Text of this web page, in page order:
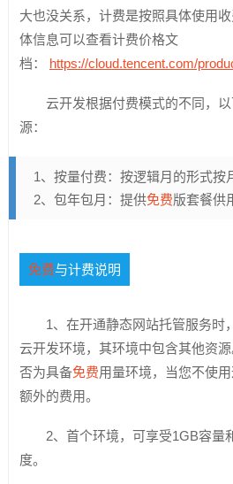
大也没关系，计费是按照具体使用
体信息可以查看计费价格文
档： https://cloud.tencent.com/
云开发根据付费模式的不同，
源：
1、按量付费：按逻辑月的形式按
2、包年包月：提供免费版套餐供
免费与计费说明
1、在开通静态网站托管服务时
云开发环境，其环境中包含其他资
否为具备免费用量环境，当您不使
额外的费用。
2、首个环境，可享受1GB容量
度。